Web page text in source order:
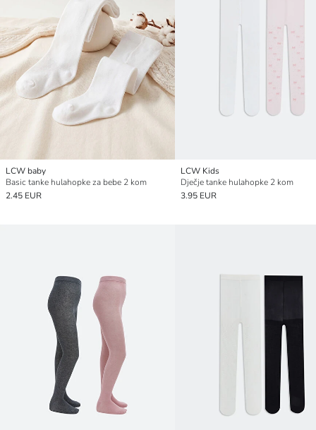
LCW baby
Basic tanke hulahopke za bebe 2 kom
2.45 EUR
LCW Kids
Dječje tanke hulahopke 2 kom
3.95 EUR